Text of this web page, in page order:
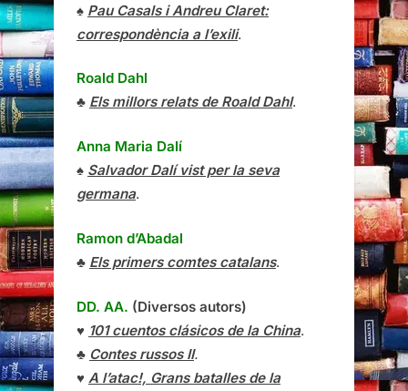
♠ Pau Casals i Andreu Claret:
correspondència a l’exili.
Roald Dahl
♣ Els millors relats de Roald Dahl.
Anna Maria Dalí
♠ Salvador Dalí vist per la seva
germana.
Ramon d’Abadal
♣ Els primers comtes catalans.
DD. AA. (Diversos autors)
♥ 101 cuentos clásicos de la China.
♣ Contes russos II.
♥ A l’atac!, Grans batalles de la